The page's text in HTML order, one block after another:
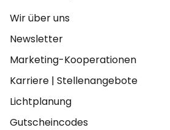
Wir über uns
Newsletter
Marketing-Kooperationen
Karriere | Stellenangebote
Lichtplanung
Gutscheincodes